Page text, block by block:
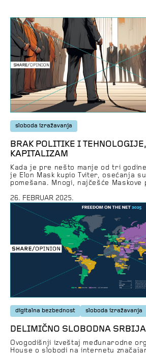
sloboda izražavanja
BRAK POLITIKE I
KAPITALIZAM
Kada je pre nešto manje od tri
je Elon Mask kupio Tviter, osećanja
pomešana. Mnogi, najčešće
povećanju slobode govora u javnom
drugi ipak njegov potez videli kao
prava i […]
26. FEBRUAR 2025.
digitalna bezbednost sloboda izražavanja
DELIMIČNO SLOBODNA SRBIJA
Ovogodišnji izveštaj međunarodne
House o slobodi na internetu